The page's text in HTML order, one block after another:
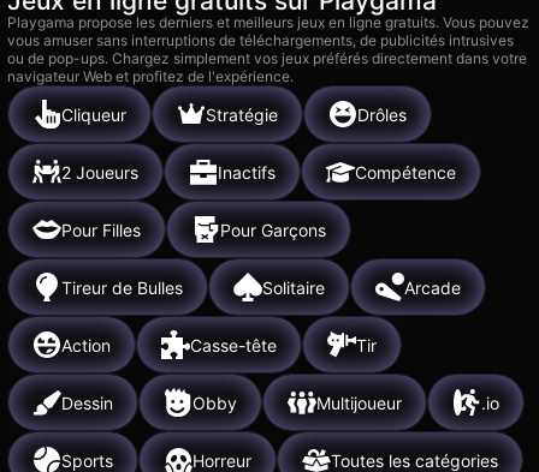
Playgama propose les derniers et meilleurs jeux en ligne gratuits. Vous pouvez
vous amuser sans interruptions de téléchargements, de publicités intrusives
ou de pop-ups. Chargez simplement vos jeux préférés directement dans votre
navigateur Web et profitez de l'expérience.
Cliqueur Stratégie Drôles
2 Joueurs Inactifs Compétence
Pour Filles Pour Garçons
Tireur de Bulles Solitaire Arcade
Action Casse-tête Tir
Dessin Obby Multijoueur .io
Sports Horreur Toutes les catégories